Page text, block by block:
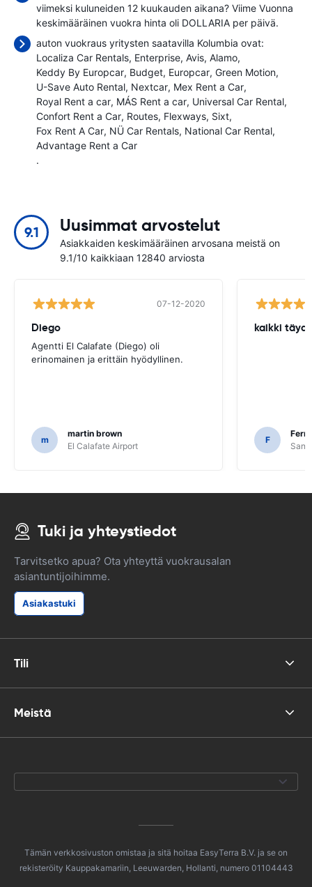
viimeksi kuluneiden 12 kuukauden aikana? Viime Vuonna
keskimääräinen vuokra hinta oli DOLLARIA per päivä.
auton vuokraus yritysten saatavilla Kolumbia ovat:
Localiza Car Rentals Enterprise Avis Alamo
Keddy By Europcar Budget Europcar Green Motion
U-Save Auto Rental Nextcar Mex Rent a Car
Royal Rent a car MÁS Rent a car Universal Car Rental
Confort Rent a Car Routes Flexways Sixt
Fox Rent A Car NÜ Car Rentals National Car Rental
Advantage Rent a Car
.
9.1 Uusimmat arvostelut
Asiakkaiden keskimääräinen arvosana meistä on
9.1/10 kaikkiaan 12840 arviosta
07-12-2020
Diego
Agentti El Calafate (Diego) oli
erinomainen ja erittäin hyödyllinen.
m
martin brown
El Calafate Airport
kaikki
F
Tuki ja yhteystiedot
Tarvitsetko apua? Ota yhteyttä vuokrausalan
asiantuntijoihimme.
Asiakastuki
Tili
Meistä
Tämän verkkosivuston omistaa ja sitä hoitaa EasyTerra B.V. ja se on
rekisteröity Kauppakamariin, Leeuwarden, Hollanti, numero 01104443